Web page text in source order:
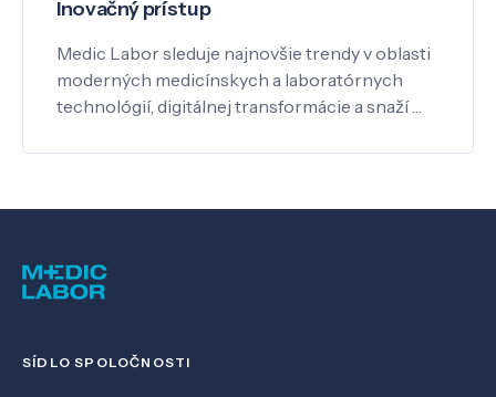
Inovačný prístup
Medic Labor sleduje najnovšie trendy v oblasti
moderných medicínskych a laboratórnych
technológií, digitálnej transformácie a snaží …
SÍDLO SPOLOČNOSTI